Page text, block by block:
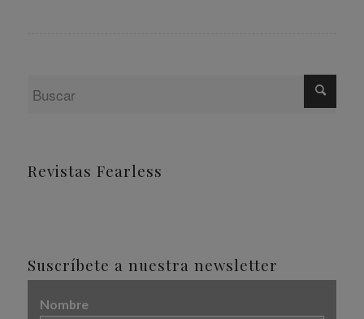
Revistas Fearless
Suscríbete a nuestra newsletter
Nombre